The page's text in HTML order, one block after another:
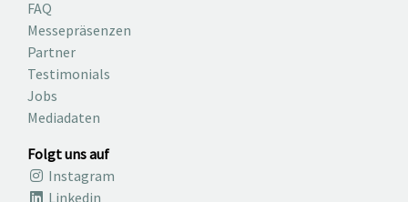
FAQ
Messepräsenzen
Partner
Testimonials
Jobs
Mediadaten
Folgt uns auf
Instagram
Linkedin